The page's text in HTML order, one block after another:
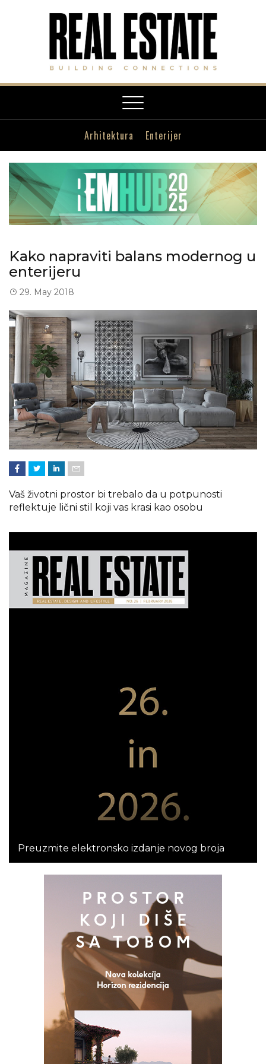
Toggle
navigation
Arhitektura Enterijer
Kako napraviti balans modernog u
enterijeru
29. May 2018
Vaš životni prostor bi trebalo da u potpunosti
reflektuje lični stil koji vas krasi kao osobu
Preuzmite elektronsko izdanje novog broja